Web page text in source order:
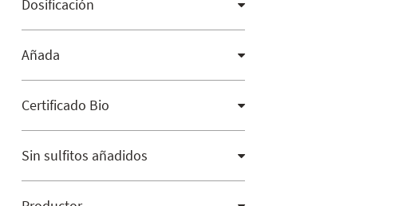
Dosificación
Añada
Certificado Bio
Sin sulfitos añadidos